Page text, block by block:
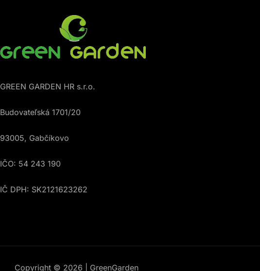
GREEN GARDEN HR s.r.o.
Budovateľská 1701/20
93005, Gabčíkovo
IČO: 54 243 190
IČ DPH: SK2121623262
Copyright © 2026 | GreenGarden